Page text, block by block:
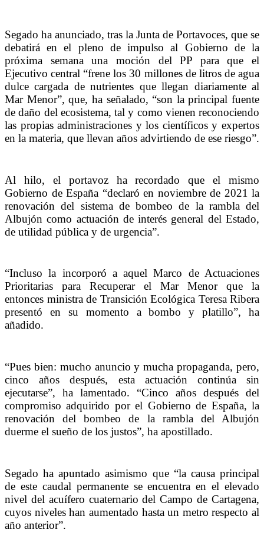
Segado ha anunciado, tras la Junta de Portavoces, que se
debatirá en el pleno de impulso al Gobierno de la
próxima semana una moción del PP para que el
Ejecutivo central “frene los 30 millones de litros de agua
dulce cargada de nutrientes que llegan diariamente al
Mar Menor”, que, ha señalado, “son la principal fuente
de daño del ecosistema, tal y como vienen reconociendo
las propias administraciones y los científicos y expertos
en la materia, que llevan años advirtiendo de ese riesgo”.
Al hilo, el portavoz ha recordado que el mismo
Gobierno de España “declaró en noviembre de 2021 la
renovación del sistema de bombeo de la rambla del
Albujón como actuación de interés general del Estado,
de utilidad pública y de urgencia”.
“Incluso la incorporó a aquel Marco de Actuaciones
Prioritarias para Recuperar el Mar Menor que la
entonces ministra de Transición Ecológica Teresa Ribera
presentó en su momento a bombo y platillo”, ha
añadido.
“Pues bien: mucho anuncio y mucha propaganda, pero,
cinco años después, esta actuación continúa sin
ejecutarse”, ha lamentado. “Cinco años después del
compromiso adquirido por el Gobierno de España, la
renovación del bombeo de la rambla del Albujón
duerme el sueño de los justos”, ha apostillado.
Segado ha apuntado asimismo que “la causa principal
de este caudal permanente se encuentra en el elevado
nivel del acuífero cuaternario del Campo de Cartagena,
cuyos niveles han aumentado hasta un metro respecto al
año anterior”.